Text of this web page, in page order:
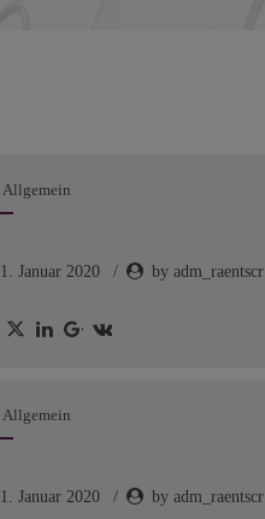
Allgemein
1. Januar 2020
by adm_raentscr
Allgemein
1. Januar 2020
by adm_raentscr